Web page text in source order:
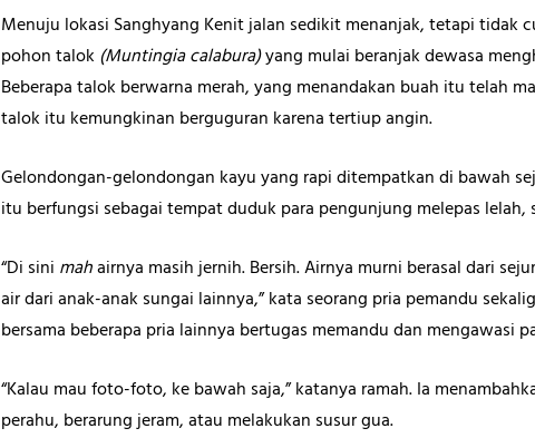
Menuju lokasi Sanghyang Kenit jalan sedikit menanjak, tetapi tidak
pohon talok (Muntingia calabura)yang mulai beranjak dewasa
Beberapa talok berwarna merah, yang menandakan buah itu telah
talok itu kemungkinan berguguran karena tertiup angin.
Gelondongan-gelondongan kayu yang rapi ditempatkan di bawah
itu berfungsi sebagai tempat duduk para pengunjung melepas
“Di sini mahairnya masih jernih. Bersih. Airnya murni berasal dari
air dari anak-anak sungai lainnya,” kata seorang pria pemandu
bersama beberapa pria lainnya bertugas memandu dan mengawasi
“Kalau mau foto-foto, ke bawah saja,” katanya ramah. Ia
perahu, berarung jeram, atau melakukan susur gua.